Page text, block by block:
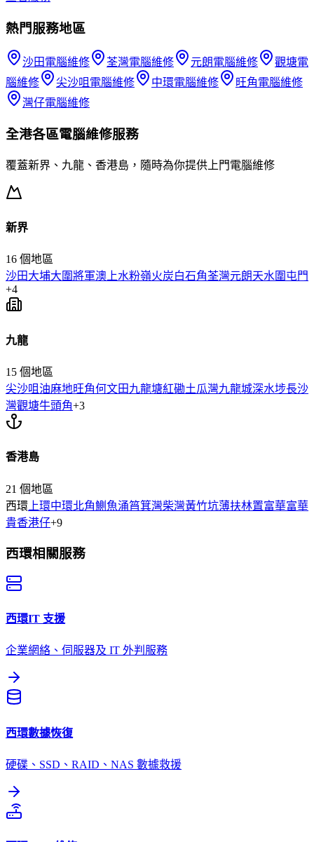
熱門服務地區
沙田電腦維修 荃灣電腦維修 元朗電腦維修 觀塘電
腦維修
尖沙咀 電腦維修 中環電腦維修 旺角電腦維修
灣仔電腦維修
全港各區電腦維修服務
覆蓋新界、九龍、香港島，隨時為你提供上門電腦維修
新界
16 個地區
沙田大埔大圍將軍澳上水粉嶺火炭白石角荃灣元朗天水圍 屯門
+4
九龍
15 個地區
尖沙咀 油麻地旺角何文田九龍塘紅磡土瓜灣九龍城深水埗長沙
灣觀塘牛頭角+3
香港島
21 個地區
西環 上環中環北角鰂魚涌筲箕灣柴灣黃竹坑薄扶林置富華富華
貴香港仔+9
西環相關服務
西環IT 支援
企業網絡、伺服器及 IT 外判服務
西環數據恢復
硬碟、SSD、RAID、NAS 數據救援